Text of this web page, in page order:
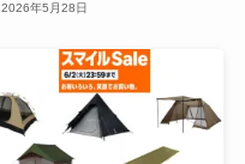
2026年5月28日